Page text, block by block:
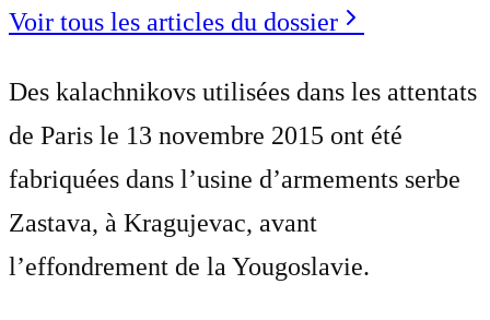
Voir tous les articles du dossier
Des kalachnikovs utilisées dans les attentats
de Paris le 13 novembre 2015 ont été
fabriquées dans l’usine d’armements serbe
Zastava, à Kragujevac, avant
l’effondrement de la Yougoslavie.